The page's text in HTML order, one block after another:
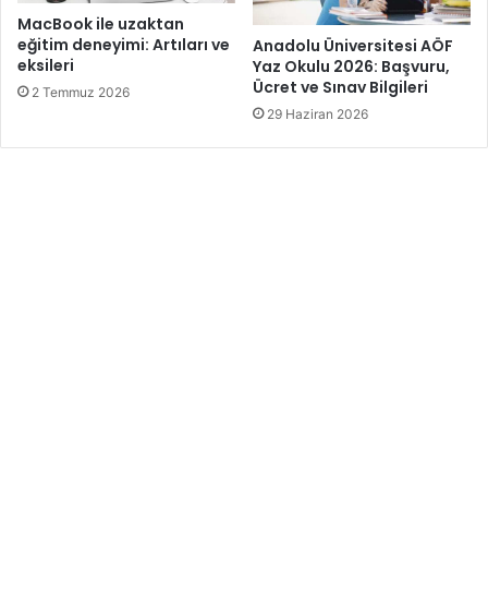
MacBook ile uzaktan
eğitim deneyimi: Artıları ve
eksileri
2 Temmuz 2026
Anadolu Üniversitesi AÖF
Yaz Okulu 2026: Başvuru,
Ücret ve Sınav Bilgileri
29 Haziran 2026